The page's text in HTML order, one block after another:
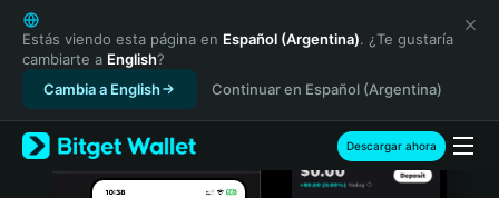
English
日本語
Tiếng Việt
Русский
Español (Latinoamérica)
Türkçe
Italiano
Estás viendo esta página en Español (Argentina). ¿Te gustaría
cambiarte a English?
Cambia a English
Continuar en Español (Argentina)
Descargar ahora